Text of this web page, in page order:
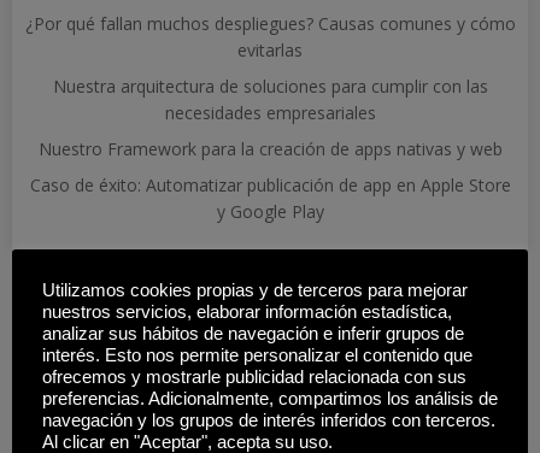
¿Por qué fallan muchos despliegues? Causas comunes y cómo
evitarlas
Nuestra arquitectura de soluciones para cumplir con las
necesidades empresariales
Nuestro Framework para la creación de apps nativas y web
Caso de éxito: Automatizar publicación de app en Apple Store
y Google Play
Automatización DevOps Caso De ÉxitoCI/CD Cloud
Dependency TrackDesarrollo WebDespliegue
Continuo Deuda TécnicaDevOpsDockerElastic
StackEntrega Continua FlutterHerramientas
DevOpsInfraestructura Como Código
Utilizamos cookies propias y de terceros para mejorar
nuestros servicios, elaborar información estadística,
analizar sus hábitos de navegación e inferir grupos de
interés. Esto nos permite personalizar el contenido que
ofrecemos y mostrarle publicidad relacionada con sus
preferencias. Adicionalmente, compartimos los análisis de
navegación y los grupos de interés inferidos con terceros.
Al clicar en "Aceptar", acepta su uso.